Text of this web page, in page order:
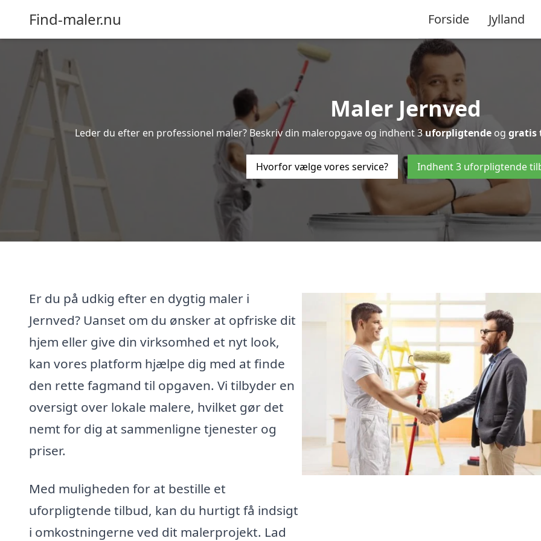
Find-maler.nu Forside Jylland
Maler Jernved
Leder du efter en professionel maler? Beskriv din maleropgave og indhent 3uforpligtendeog gratis
Hvorfor vælge vores service? Indhent 3 uforpligtende
Er du på udkig efter en dygtig maler i
Jernved? Uanset om du ønsker at opfriske dit
hjem eller give din virksomhed et nyt look,
kan vores platform hjælpe dig med at finde
den rette fagmand til opgaven. Vi tilbyder en
oversigt over lokale malere, hvilket gør det
nemt for dig at sammenligne tjenester og
priser.
Med muligheden for at bestille et
uforpligtende tilbud, kan du hurtigt få indsigt
i omkostningerne ved dit malerprojekt. Lad